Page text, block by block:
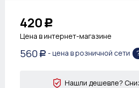
420 Р
Цена в интернет-магазине
560 Р - цена в розничной сети
Нашли дешевле?